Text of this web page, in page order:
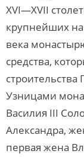
XVI—XVII
крупнейших на
века
средства,
строительства
Узницами
Василия III
Александра,
первая жена